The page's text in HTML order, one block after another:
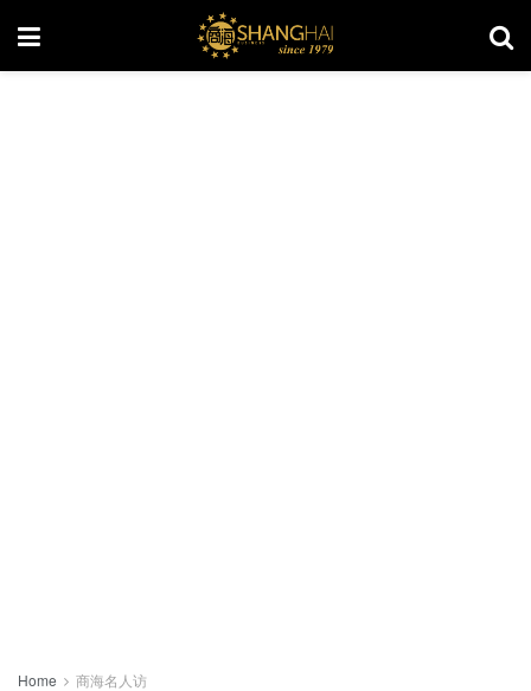
Home 商海名人访